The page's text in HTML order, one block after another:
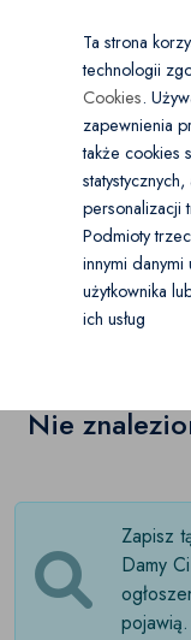
Wybierz kategorię
Ubranka dla
Bielizna(0)
Bluzki i koszulki(0)
(0)
Dresy(0)
Kamizelki i
Kombinezony(0)
(0)
Dla Dzieci
Dresy (0)
Nie
Zapisz
Damy
pojawią.
Ta strona
technologii
Cookies.
zapewnienia
także cookies
personalizacji
Podmioty
innymi
użytkownika
ich usług